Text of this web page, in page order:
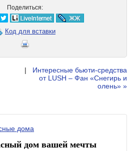
Поделиться:
Код для вставки
|
Интересные бьюти-средства
от LUSH – Фан «Снегирь и
олень» »
дом вашей мечты